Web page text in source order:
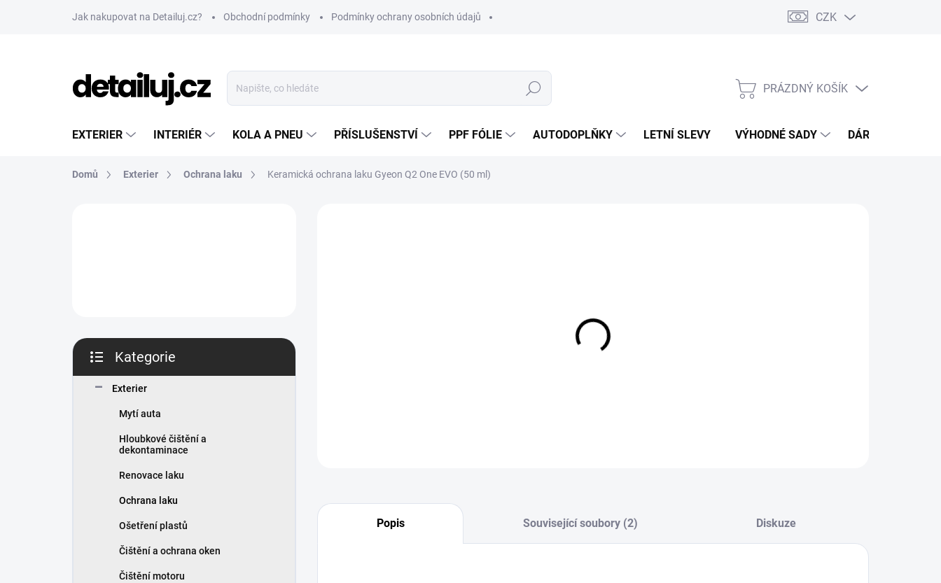
Jak nakupovat na Detailuj.cz? Obchodní podmínky Podmínky ochrany osobních údajů CZK
Hledat
NÁKUPNÍ
PRÁZDNÝ KOŠÍK
EXTERIER INTERIÉR KOLA A PNEU PŘÍSLUŠENSTVÍ PPF FÓLIE AUTODOPLŇKY LETNÍ SLEVY VÝHODNÉ SADY DÁRKOVÝ
Domů Exterier Ochrana laku Keramická ochrana laku Gyeon Q2 One EVO (50 ml)
p
n
kategorie
Kategorie
Exterier
Mytí auta
Hloubkové čištění a
dekontaminace
Renovace laku
Ochrana laku
Ošetření plastů
Čištění a ochrana oken
Čištění motoru
Popis Související soubory (2) Diskuze